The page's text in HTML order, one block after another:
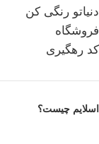
دنیاتو رنگی کن
فروشگاه
کد رهگیری
اسلایم چیست؟